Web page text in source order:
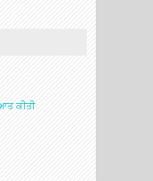
ਕੀਤੀ